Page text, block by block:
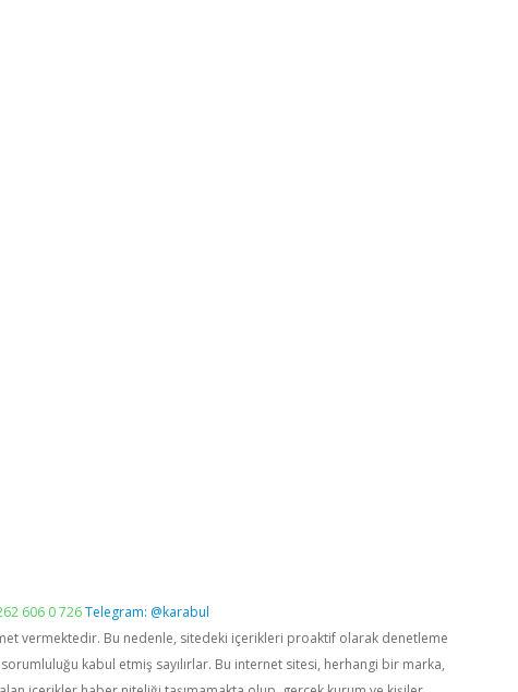
606 0 726Telegram: @karabul
vermektedir. Bu nedenle, sitedeki içerikleri proaktif olarak denetleme
kabul etmiş sayılırlar. Bu internet sitesi, herhangi bir marka,